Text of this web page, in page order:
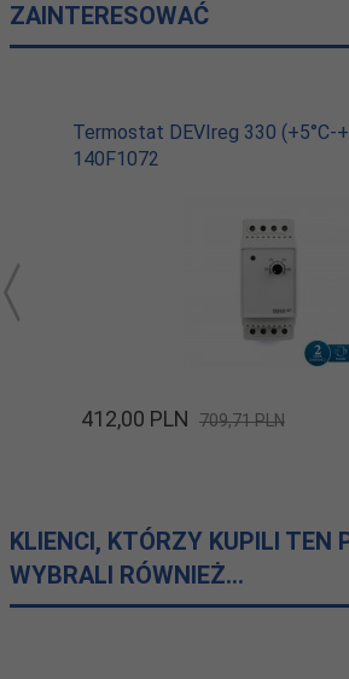
ZAINTERESOWAĆ
Termostat DEVIreg 330 (+5°C-
140F1072
412,00 PLN 709,71 PLN
KLIENCI, KTÓRZY KUPILI TEN
WYBRALI RÓWNIEŻ...